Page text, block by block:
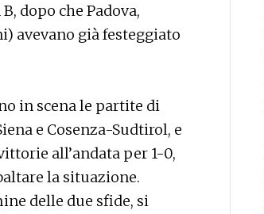
dopo che Padova,
avevano già festeggiato
in scena le partite di
e Cosenza-Sudtirol, e
all’andata per 1-0,
la situazione.
delle due sfide, si